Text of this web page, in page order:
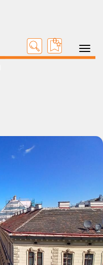
Toggle
0